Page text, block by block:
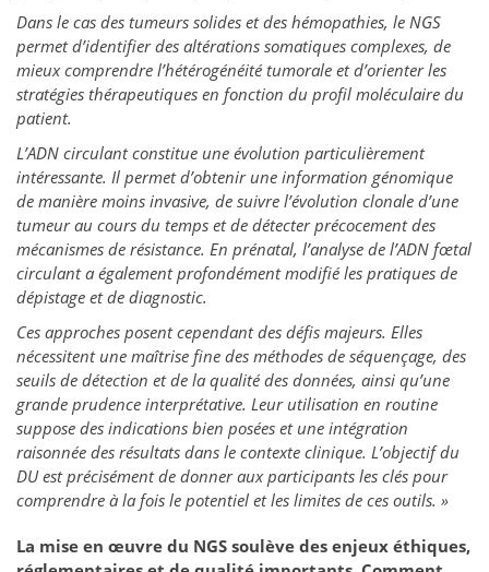
Dans le cas des tumeurs solides et des hémopathies, le NGS
permet d’identifier des altérations somatiques complexes, de
mieux comprendre l’hétérogénéité tumorale et d’orienter les
stratégies thérapeutiques en fonction du profil moléculaire du
patient.
L’ADN circulant constitue une évolution particulièrement
intéressante. Il permet d’obtenir une information génomique
de manière moins invasive, de suivre l’évolution clonale d’une
tumeur au cours du temps et de détecter précocement des
mécanismes de résistance. En prénatal, l’analyse de l’ADN fœtal
circulant a également profondément modifié les pratiques de
dépistage et de diagnostic.
Ces approches posent cependant des défis majeurs. Elles
nécessitent une maîtrise fine des méthodes de séquençage, des
seuils de détection et de la qualité des données, ainsi qu’une
grande prudence interprétative. Leur utilisation en routine
suppose des indications bien posées et une intégration
raisonnée des résultats dans le contexte clinique. L’objectif du
DU est précisément de donner aux participants les clés pour
comprendre à la fois le potentiel et les limites de ces outils. »
La mise en œuvre du NGS soulève des enjeux éthiques,